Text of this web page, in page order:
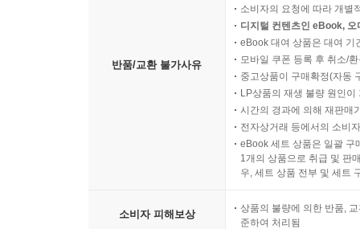
반품/교환 불가사유
소비자의 요청에 따라 개별
디지털 컨텐츠인 eBook,
eBook 대여 상품은 대여 기
모바일 쿠폰 등록 후 취소/
중고상품이 구매확정(자동
LP상품의 재생 불량 원인
시간의 경과에 의해 재판매
전자상거래 등에서의 소비
eBook 세트 상품은 일괄 구
1개의 상품으로 취급 및 판
우, 세트 상품 전부 및 세트
소비자 피해보상
상품의 불량에 의한 반품,
준하여 처리됨